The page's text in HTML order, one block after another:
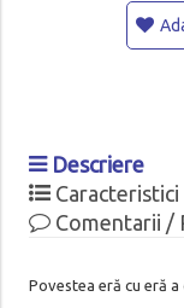
Descriere
Caracteristici
Comentarii /
Povestea eră cu eră